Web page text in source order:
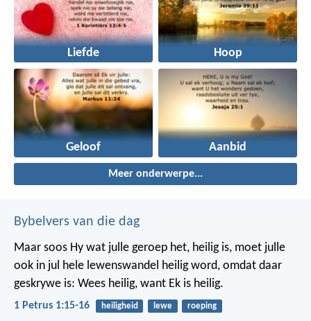
Liefde Hoop
Geloof Aanbid
Meer onderwerpe...
Bybelvers van die dag
Maar soos Hy wat julle geroep het, heilig is, moet julle
ook in jul hele lewenswandel heilig word, omdat daar
geskrywe is: Wees heilig, want Ek is heilig.
1 Petrus 1:15-16 heiligheid lewe roeping